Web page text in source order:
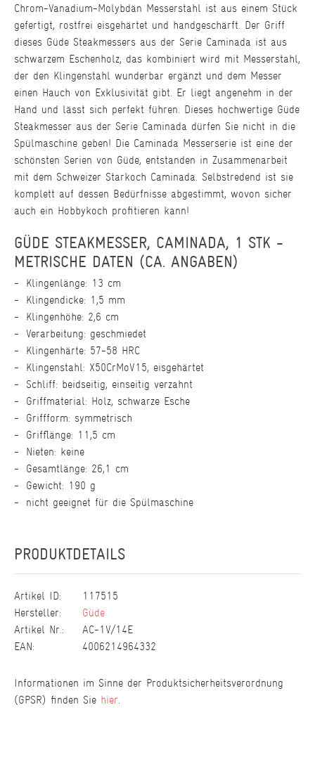
Chrom-Vanadium-Molybdän Messerstahl ist aus einem Stück
gefertigt, rostfrei eisgehärtet und handgeschärft. Der Griff
dieses Güde Steakmessers aus der Serie Caminada ist aus
schwarzem Eschenholz, das kombiniert wird mit Messerstahl,
der den Klingenstahl wunderbar ergänzt und dem Messer
einen Hauch von Exklusivität gibt. Er liegt angenehm in der
Hand und lässt sich perfekt führen. Dieses hochwertige Güde
Steakmesser aus der Serie Caminada dürfen Sie nicht in die
Spülmaschine geben! Die Caminada Messerserie ist eine der
schönsten Serien von Güde, entstanden in Zusammenarbeit
mit dem Schweizer Starkoch Caminada. Selbstredend ist sie
komplett auf dessen Bedürfnisse abgestimmt, wovon sicher
auch ein Hobbykoch profitieren kann!
GÜDE STEAKMESSER, CAMINADA, 1 STK -
METRISCHE DATEN (CA. ANGABEN)
Klingenlänge: 13 cm
Klingendicke: 1,5 mm
Klingenhöhe: 2,6 cm
Verarbeitung: geschmiedet
Klingenhärte: 57-58 HRC
Klingenstahl: X50CrMoV15, eisgehärtet
Schliff: beidseitig, einseitig verzahnt
Griffmaterial: Holz, schwarze Esche
Griffform: symmetrisch
Grifflänge: 11,5 cm
Nieten: keine
Gesamtlänge: 26,1 cm
Gewicht: 190 g
nicht geeignet für die Spülmaschine
PRODUKTDETAILS
Artikel ID:
117515
Hersteller:
Güde
Artikel Nr.:
AC-1V/14E
EAN:
4006214964332
Informationen im Sinne der Produktsicherheitsverordnung
(GPSR) finden Sie hier